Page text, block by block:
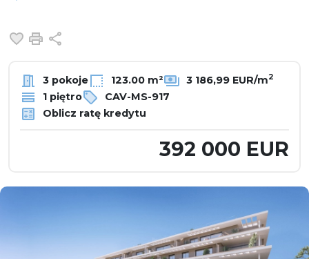
Dodaj do ulubionych
Drukuj
3 pokoje 123.00 m² 3 186,99 EUR/m2
1 piętro
CAV-MS-917
Oblicz ratę kredytu
392 000 EUR